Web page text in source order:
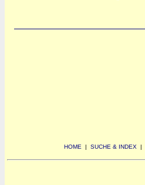
HOME | SUCHE & INDEX |